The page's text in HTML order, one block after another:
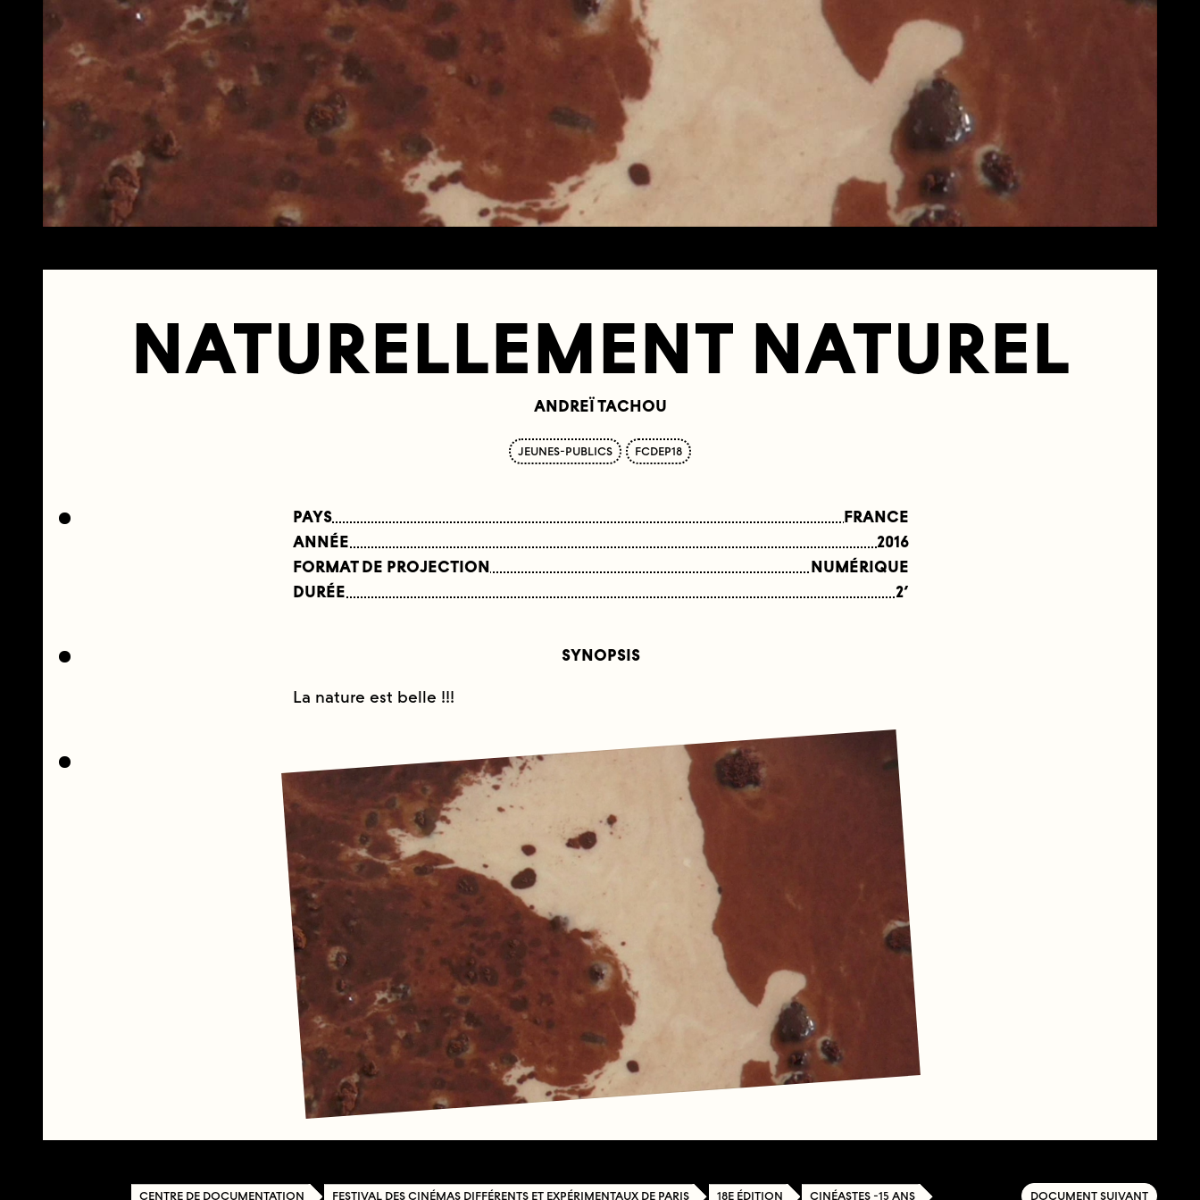
NATURELLEMENT NATUREL
ANDREÏ TACHOU
JEUNES-PUBLICS FCDEP18
PAYS
FRANCE
ANNÉE
2016
FORMAT DE PROJECTION
NUMÉRIQUE
DURÉE
2’
SYNOPSIS
La nature est belle !!!
DOCUMENT SUIVANT
CENTRE DE DOCUMENTATION FESTIVAL DES CINÉMAS DIFFÉRENTS ET EXPÉRIMENTAUX DE PARIS 18E ÉDITION CINÉASTES -15 ANS